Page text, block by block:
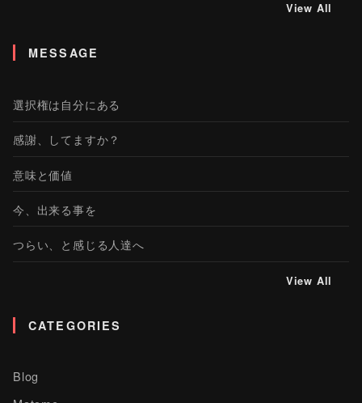
View All
MESSAGE
選択権は自分にある
感謝、してますか？
意味と価値
今、出来る事を
つらい、と感じる人達へ
View All
CATEGORIES
Blog